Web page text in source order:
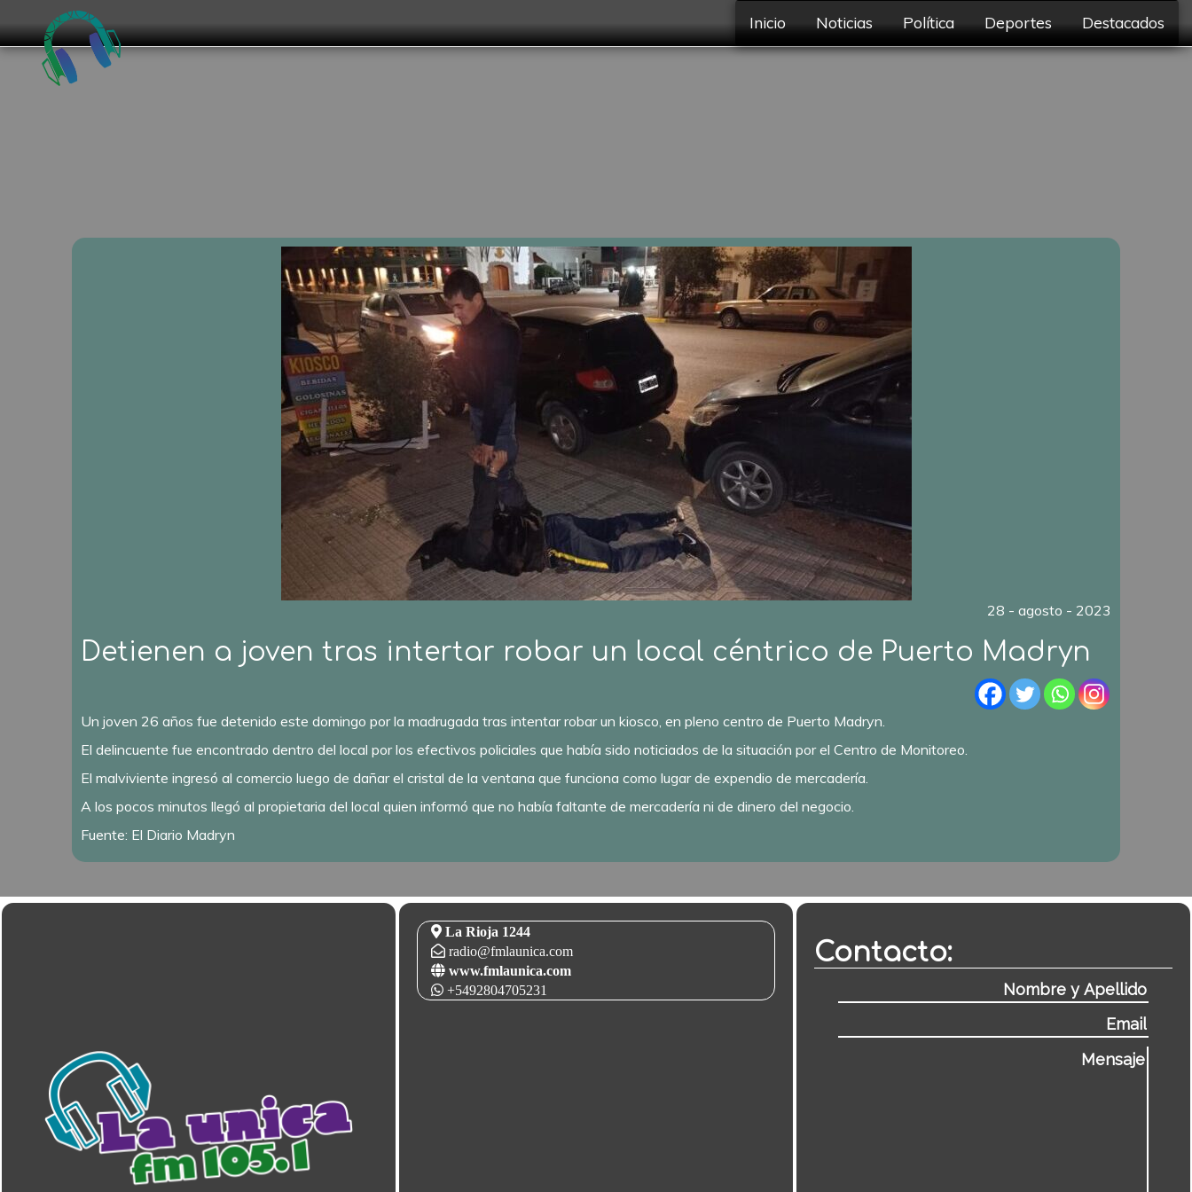
Inicio Noticias Política Deportes Destacados
28 - agosto - 2023
Detienen a joven tras intertar robar un local céntrico de Puerto Madryn
Un joven 26 años fue detenido este domingo por la madrugada tras intentar robar un kiosco, en pleno centro de Puerto Madryn.
El delincuente fue encontrado dentro del local por los efectivos policiales que había sido noticiados de la situación por el Centro de Monitoreo.
El malviviente ingresó al comercio luego de dañar el cristal de la ventana que funciona como lugar de expendio de mercadería.
A los pocos minutos llegó al propietaria del local quien informó que no había faltante de mercadería ni de dinero del negocio.
Fuente: El Diario Madryn
La Rioja 1244
radio@fmlaunica.com
www.fmlaunica.com
+5492804705231
Contacto: